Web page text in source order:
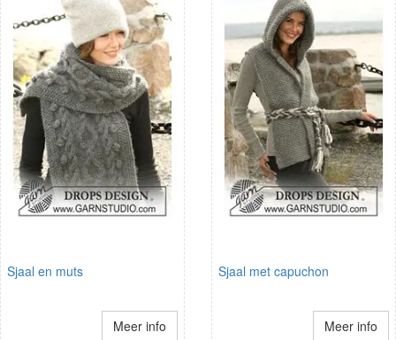
Sjaal en muts
Meer info
Sjaal met capuchon
Meer info